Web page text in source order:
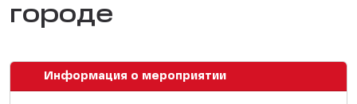
городе
Информация о мероприятии